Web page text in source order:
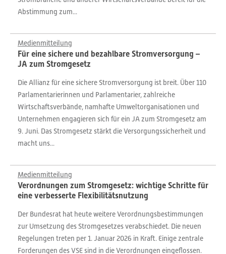
Abstimmung zum...
Medienmitteilung
Für eine sichere und bezahlbare Stromversorgung –
JA zum Stromgesetz
Die Allianz für eine sichere Stromversorgung ist breit. Über 110
Parlamentarierinnen und Parlamentarier, zahlreiche
Wirtschaftsverbände, namhafte Umweltorganisationen und
Unternehmen engagieren sich für ein JA zum Stromgesetz am
9. Juni. Das Stromgesetz stärkt die Versorgungssicherheit und
macht uns...
Medienmitteilung
Verordnungen zum Stromgesetz: wichtige Schritte für
eine verbesserte Flexibilitätsnutzung
Der Bundesrat hat heute weitere Verordnungsbestimmungen
zur Umsetzung des Stromgesetzes verabschiedet. Die neuen
Regelungen treten per 1. Januar 2026 in Kraft. Einige zentrale
Forderungen des VSE sind in die Verordnungen eingeflossen.